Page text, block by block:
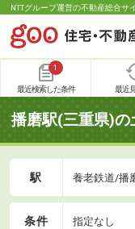
NTTグループ運営の不動産総合サ
1
最近検索した条件 最近
播磨駅(三重県)の
駅 養老鉄道/播
条件 指定なし